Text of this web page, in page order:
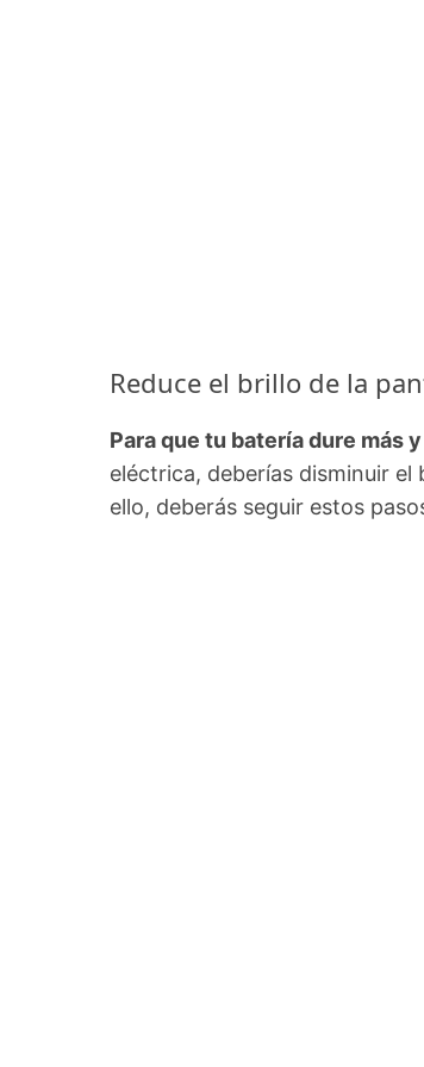
Reduce el brillo de la
Para que tu batería dure más
eléctrica, deberías disminuir el
ello, deberás seguir estos